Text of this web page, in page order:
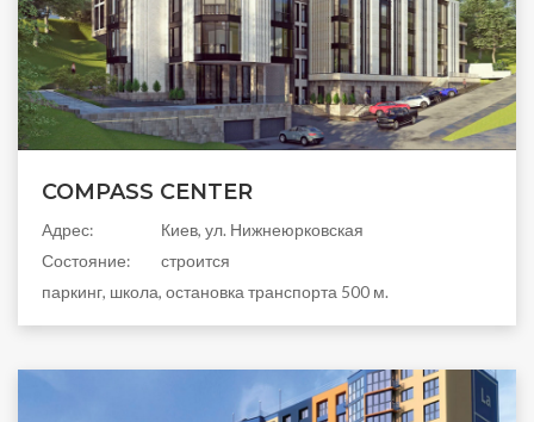
COMPASS CENTER
Aдрес:
Киев, ул. Нижнеюрковская
Состояние:
строится
паркинг, школа, остановка транспорта 500 м.